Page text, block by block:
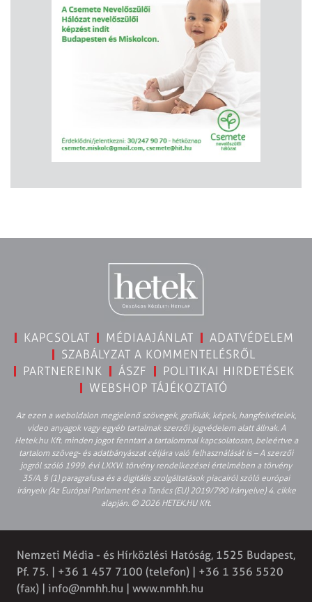
KAPCSOLAT MÉDIAAJÁNLAT
ADATVÉDELEM
SZABÁLYZAT A KOMMENTELÉSRŐL
PARTNEREINK
ÁSZF
POLITIKAI HIRDETÉSEK
WEBSHOP TÁJÉKOZTATÓ
Az ezen a weboldalon megjelenő szövegek, grafikák, képek, hangfelvételek,
video anyagok vagy egyéb tartalmak szerzői jogvédelem alatt állnak. A
Hetek.hu Kft. minden jogot fenntart a tartalommal kapcsolatosan, beleértve a
tartalom szöveg- és adatbányászat céljára való felhasználását is – A szerzői
jogról szóló 1999. évi LXXVI. törvény rendelkezései értelmében a törvény
35/A. § (1) paragrafusa és a digitális szolgáltatások piacairól szóló európai
irányelv (Az Európai Parlament és a Tanács (EU) 2019/790 Irányelve) 4. cikke
alapján. © 2026 HETEK.HU Kft.
Nemzeti Média - és Hírközlési Hatóság, 1525 Budapest,
Pf. 75. | +36 1 457 7100 (telefon) | +36 1 356 5520
(fax) | info@nmhh.hu | www.nmhh.hu